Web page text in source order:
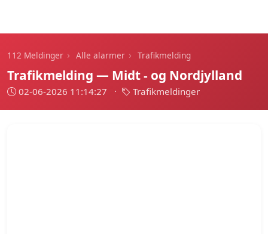
112 Meldinger › Alle alarmer › Trafikmelding
Trafikmelding — Midt - og Nordjylland
02-06-2026 11:14:27 · Trafikmeldinger